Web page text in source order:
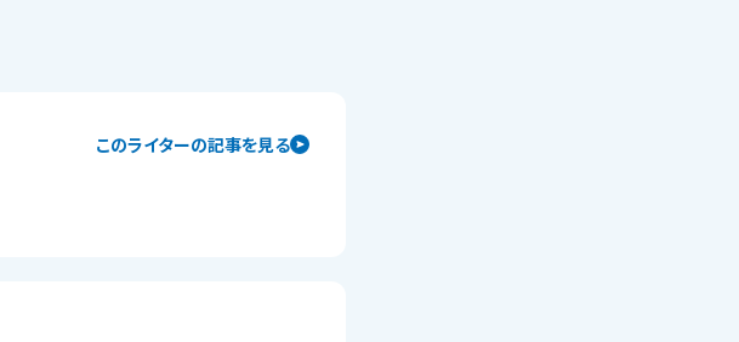
このライターの記事を見る